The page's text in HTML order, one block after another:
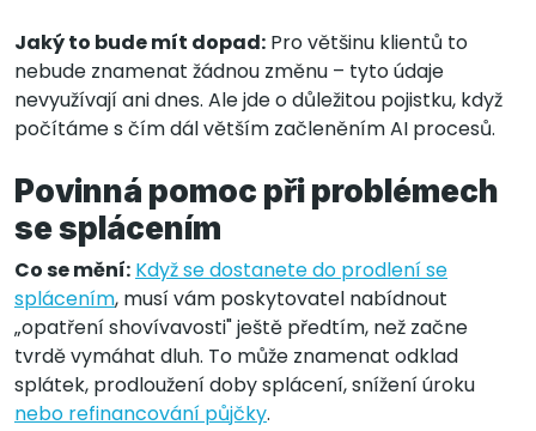
Jaký to bude mít dopad: Pro většinu klientů to
nebude znamenat žádnou změnu – tyto údaje
nevyužívají ani dnes. Ale jde o důležitou pojistku, když
počítáme s čím dál větším začleněním AI procesů.
Povinná pomoc při problémech
se splácením
Co se mění: Když se dostanete do prodlení se
splácením, musí vám poskytovatel nabídnout
„opatření shovívavosti" ještě předtím, než začne
tvrdě vymáhat dluh. To může znamenat odklad
splátek, prodloužení doby splácení, snížení úroku
nebo refinancování půjčky.